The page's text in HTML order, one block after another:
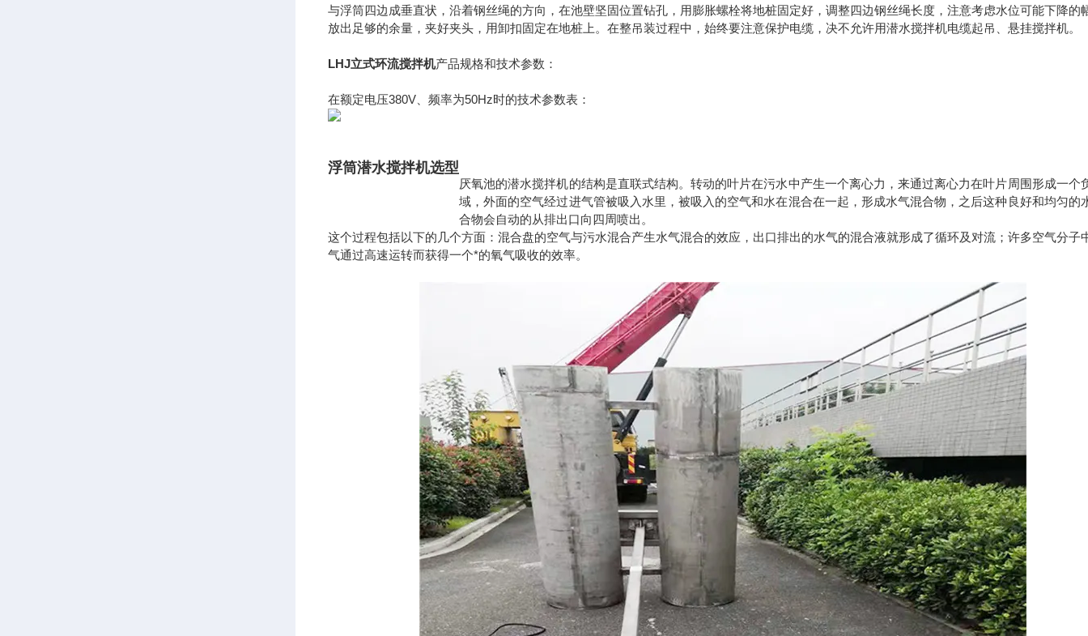
与浮筒四边成垂直状，沿着钢丝绳的方向，在池壁坚固位置钻孔，用膨胀螺栓将地桩固定好，调整四边钢丝绳长度，注意考虑水位可能下降的
放出足够的余量，夹好夹头，用卸扣固定在地桩上。在整吊装过程中，始终要注意保护电缆，决不允许用潜水搅拌机电缆起吊、悬挂搅拌机。
LHJ立式环流搅拌机产品规格和技术参数：
在额定电压380V、频率为50Hz时的技术参数表：
浮筒潜水搅拌机选型
厌氧池的潜水搅拌机的结构是直联式结构。转动的叶片在污水中产生一个离心力，来通过离心力在叶片周围形成一个
域，外面的空气经过进气管被吸入水里，被吸入的空气和水在混合在一起，形成水气混合物，之后这种良好和均匀的
合物会自动的从排出口向四周喷出。
这个过程包括以下的几个方面：混合盘的空气与污水混合产生水气混合的效应，出口排出的水气的混合液就形成了循环及对流；许多空气分子
气通过高速运转而获得一个*的氧气吸收的效率。